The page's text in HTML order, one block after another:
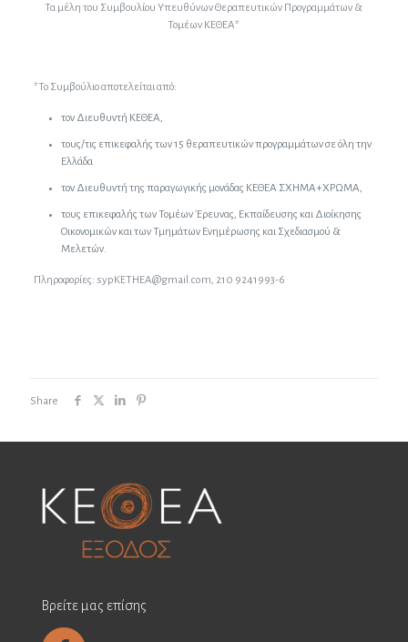
Τα μέλη του Συμβουλίου Υπευθύνων Θεραπευτικών Προγραμμάτων &
Τομέων ΚΕΘΕΑ*
*Το Συμβούλιο αποτελείται από:
τον Διευθυντή ΚΕΘΕΑ,
τους/τις επικεφαλής των 15 θεραπευτικών προγραμμάτων σε όλη την
Ελλάδα
τον Διευθυντή της παραγωγικής μονάδας ΚΕΘΕΑ ΣΧΗΜΑ+ΧΡΩΜΑ,
τους επικεφαλής των Τομέων Έρευνας, Εκπαίδευσης και Διοίκησης
Οικονομικών και των Τμημάτων Ενημέρωσης και Σχεδιασμού &
Μελετών.
Πληροφορίες: sypKETHEA@gmail.com, 210 9241993-6
Share
Βρείτε μας επίσης